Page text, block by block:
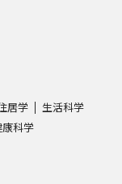
居学 生活科学
科学